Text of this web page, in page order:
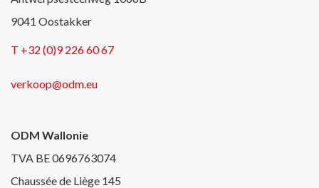
9041 Oostakker
T +32 (0)9 226 60 67
verkoop@odm.eu
ODM Wallonie
TVA BE 0696763074
Chaussée de Liège 145